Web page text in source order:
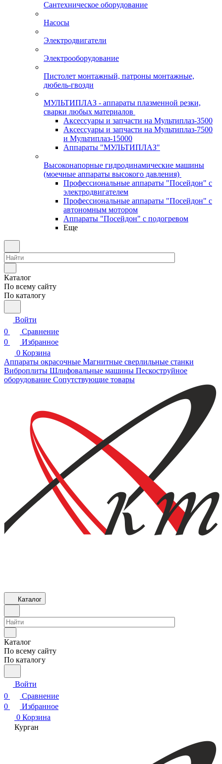
Сантехническое оборудование
Насосы
Электродвигатели
Электрооборудование
Пистолет монтажный, патроны монтажные,
дюбель-гвозди
МУЛЬТИПЛАЗ - аппараты плазменной резки,
сварки любых материалов
Аксессуары и запчасти на Мультиплаз-3500
Аксессуары и запчасти на Мультиплаз-7500
и Мультиплаз-15000
Аппараты "МУЛЬТИПЛАЗ"
Высоконапорные гидродинамические машины
(моечные аппараты высокого давления)
Профессиональные аппараты "Посейдон" с
электродвигателем
Профессиональные аппараты "Посейдон" с
автономным мотором
Аппараты "Посейдон" с подогревом
Еще
Каталог
По всему сайту
По каталогу
Войти
0
Сравнение
0
Избранное
0 Корзина
Аппараты окрасочные Магнитные сверлильные станки
Виброплиты Шлифовальные машины Пескоструйное
оборудование Сопутствующие товары
Каталог
Каталог
По всему сайту
По каталогу
Войти
0
Сравнение
0
Избранное
0 Корзина
Курган